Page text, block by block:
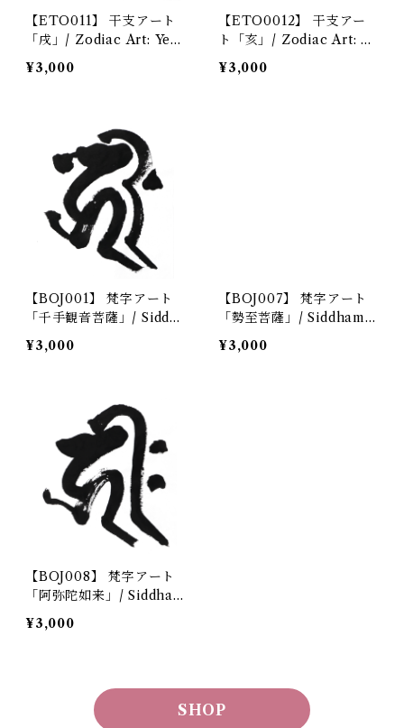
【ETO011】 干支アート
「戌」/ Zodiac Art: Year
of the Dog デジタルコ
ンテンツ/Digital content
¥3,000
【ETO0012】 干支アー
ト「亥」/ Zodiac Art: Ye
ar of the Boar デジタ
ルコンテンツ/Digital con
¥3,000
【BOJ001】 梵字アート
「千手観音菩薩」/ Siddh
am Art: Sahasrabhuja A
valokiteshvara デジタ
¥3,000
【BOJ007】 梵字アート
「勢至菩薩」/ Siddham
Art: Mahasthamaprapta
Bodhisattva デジタルコ
¥3,000
【BOJ008】 梵字アート
「阿弥陀如来」/ Siddham
Art: Amitabha Buddha
デジタルコンテンツ/Di
¥3,000
SHOP